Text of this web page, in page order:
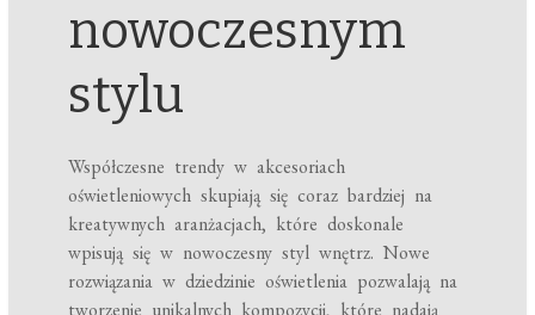
nowoczesnym
stylu
Współczesne trendy w akcesoriach
oświetleniowych skupiają się coraz bardziej na
kreatywnych aranżacjach, które doskonale
wpisują się w nowoczesny styl wnętrz. Nowe
rozwiązania w dziedzinie oświetlenia pozwalają na
tworzenie unikalnych kompozycji, które nadają